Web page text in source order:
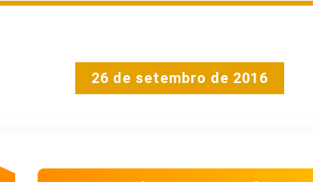
26 de setembro de 2016